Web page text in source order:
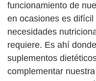
funcionamiento de
en ocasiones es
necesidades
requiere. Es ahí
suplementos
complementar